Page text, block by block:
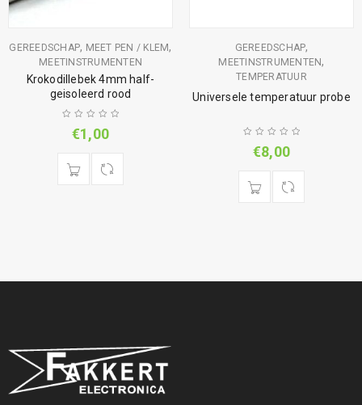
GEREEDSCHAP, MEET PEN / KLEM,
MEETINSTRUMENTEN
Krokodillebek 4mm half-
geisoleerd rood
€1,00
GEREEDSCHAP,
MEETINSTRUMENTEN,
TEMPERATUUR
Universele temperatuur probe
€8,00